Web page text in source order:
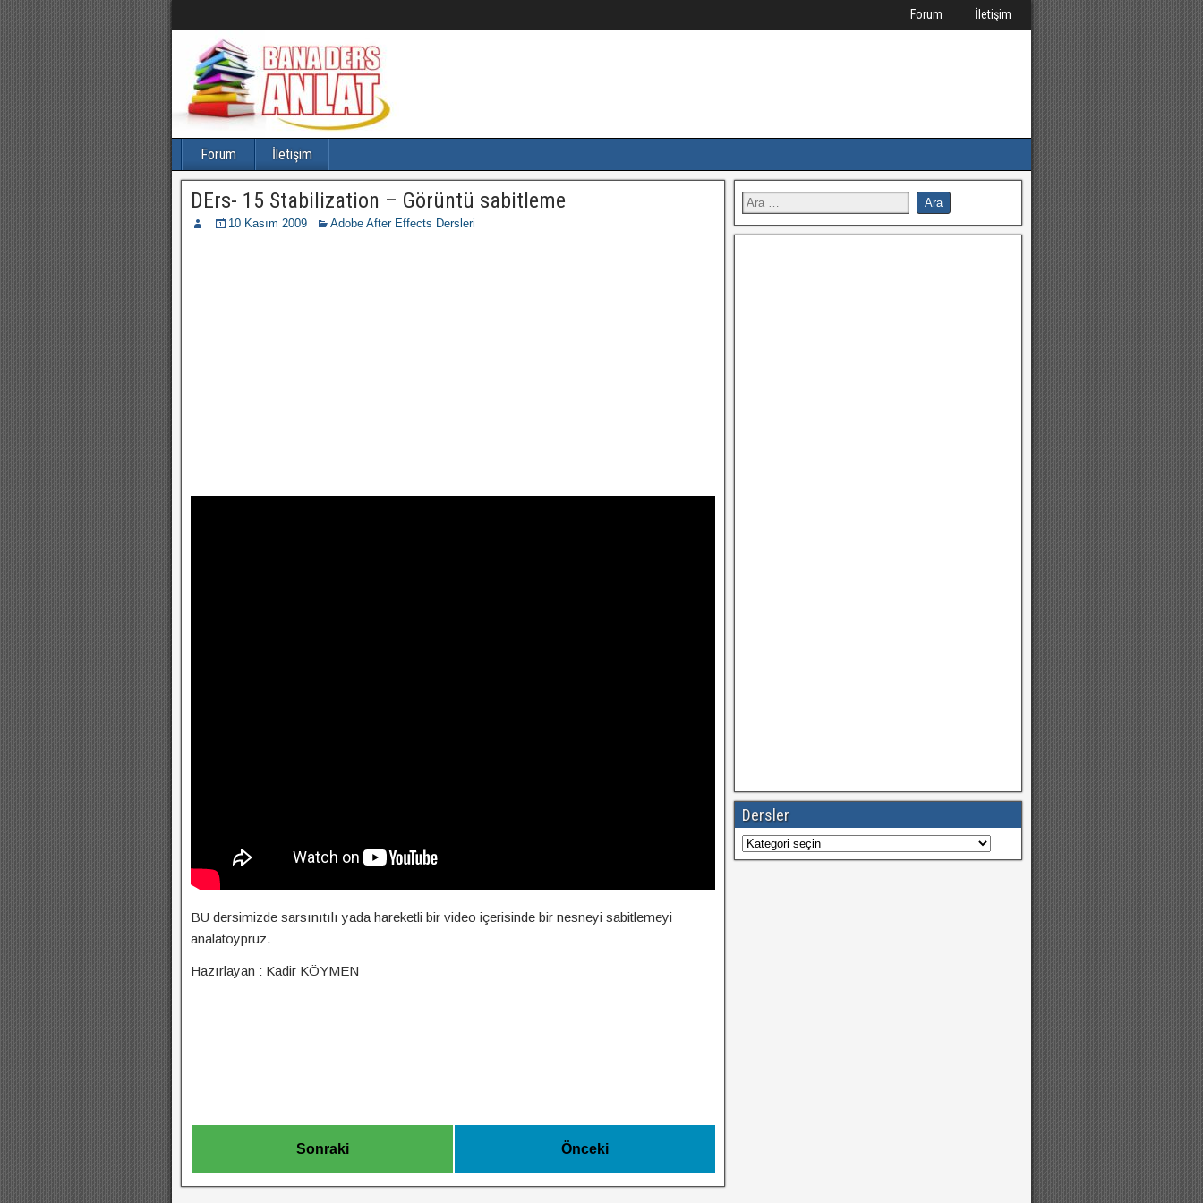
Forum İletişim
Forum İletişim
DErs- 15 Stabilization – Görüntü sabitleme
10 Kasım 2009 Adobe After Effects Dersleri
BU dersimizde sarsınıtılı yada hareketli bir video içerisinde bir nesneyi sabitlemeyi
analatoypruz.
Hazırlayan : Kadir KÖYMEN
Sonraki Önceki
Dersler
Dersler